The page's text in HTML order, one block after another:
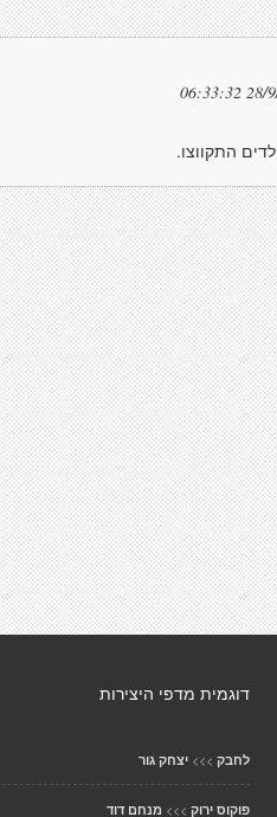
28/9/
התקווצו.
דוגמית מדפי היצירות
לחבק >>> יצחק גור
פוקוס ירוק >>> מנחם דוד